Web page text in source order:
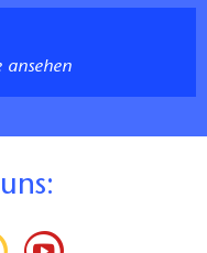
ansehen